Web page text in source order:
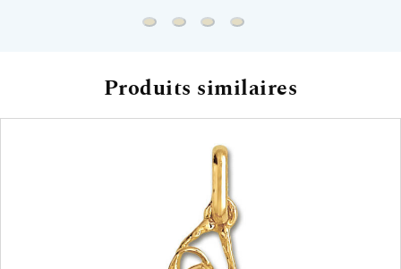
Chaine forçat rond - Or blanc 9ct
Chaine gourmette - Or blanc 9ct
Chaine forçat - Or blanc 9ct
Chaine singapour - Or
Produits similaires